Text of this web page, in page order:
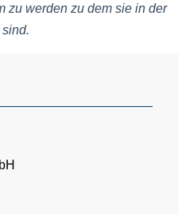
zu werden zu dem sie in der